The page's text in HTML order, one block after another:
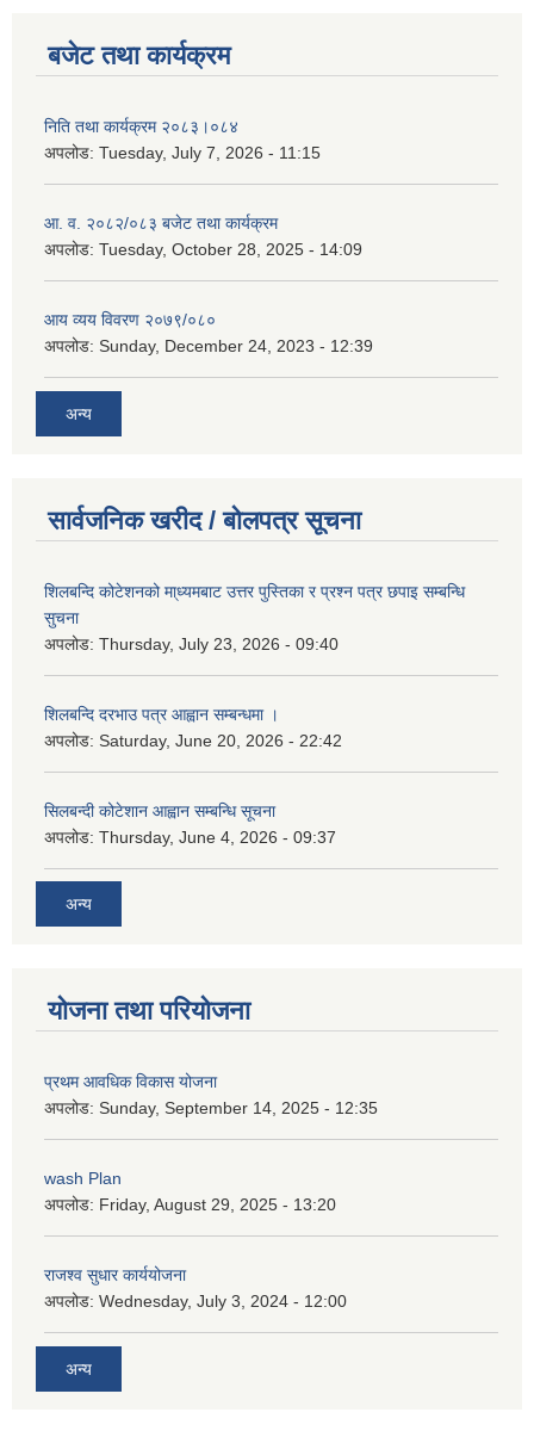
बजेट तथा कार्यक्रम
निति तथा कार्यक्रम २०८३।०८४
अपलोड: Tuesday, July 7, 2026 - 11:15
आ. व. २०८२/०८३ बजेट तथा कार्यक्रम
अपलोड: Tuesday, October 28, 2025 - 14:09
आय व्यय विवरण २०७९/०८०
अपलोड: Sunday, December 24, 2023 - 12:39
अन्य
सार्वजनिक खरीद / बोलपत्र सूचना
शिलबन्दि कोटेशनको मा्ध्यमबाट उत्तर पुस्तिका र प्रश्न पत्र छपाइ सम्बन्धि
सुचना
अपलोड: Thursday, July 23, 2026 - 09:40
शिलबन्दि दरभाउ पत्र आह्वान सम्बन्धमा ।
अपलोड: Saturday, June 20, 2026 - 22:42
सिलबन्दी कोटेशान आह्वान सम्बन्धि सूचना
अपलोड: Thursday, June 4, 2026 - 09:37
अन्य
योजना तथा परियोजना
प्रथम आवधिक विकास योजना
अपलोड: Sunday, September 14, 2025 - 12:35
wash Plan
अपलोड: Friday, August 29, 2025 - 13:20
राजश्व सुधार कार्ययोजना
अपलोड: Wednesday, July 3, 2024 - 12:00
अन्य